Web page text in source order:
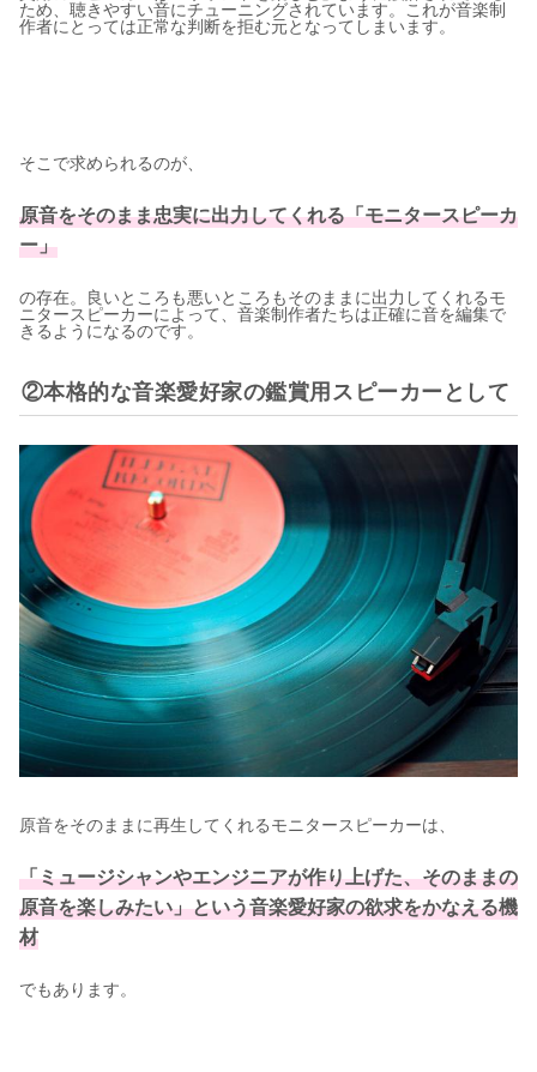
ため、聴きやすい音にチューニングされています。これが音楽制
作者にとっては正常な判断を拒む元となってしまいます。
そこで求められるのが、
原音をそのまま忠実に出力してくれる「モニタースピーカ
ー」
の存在。良いところも悪いところもそのままに出力してくれるモ
ニタースピーカーによって、音楽制作者たちは正確に音を編集で
きるようになるのです。
②本格的な音楽愛好家の鑑賞用スピーカーとして
原音をそのままに再生してくれるモニタースピーカーは、
「ミュージシャンやエンジニアが作り上げた、そのままの
原音を楽しみたい」という音楽愛好家の欲求をかなえる機
材
でもあります。